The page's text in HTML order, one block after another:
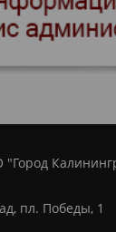
пл. Победы, 1